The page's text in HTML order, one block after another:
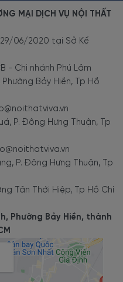
MẠI DỊCH VỤ NỘI THẤT
06/2020 tại Sở Kế
- Chi nhánh Phú Lâm
Bảy Hiền, Tp Hồ
P. Đông Hưng Thuận, Tp
P. Đông Hưng Thuận, Tp
Tân Thới Hiệp, Tp Hồ Chí
Phường Bảy Hiền, thành